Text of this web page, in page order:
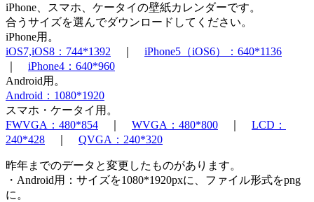
iPhone、スマホ、ケータイの壁紙カレンダーです。
合うサイズを選んでダウンロードしてください。
iPhone用。
iOS7,iOS8：744*1392
iPhone5（iOS6）：640*1136
iPhone4：640*960
Android用。
Android：1080*1920
スマホ・ケータイ用。
FWVGA：480*854
WVGA：480*800
LCD：
240*428
QVGA：240*320
昨年までのデータと変更したものがあります。
・Android用：サイズを1080*1920pxに、ファイル形式をpng
に。